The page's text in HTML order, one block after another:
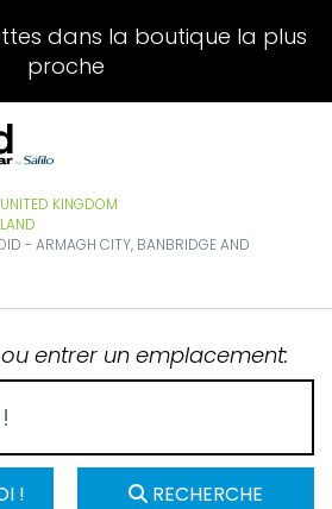
dans la boutique la plus
proche
UNITED KINGDOM
- ARMAGH CITY, BANBRIDGE AND
entrer un emplacement:
! RECHERCHE